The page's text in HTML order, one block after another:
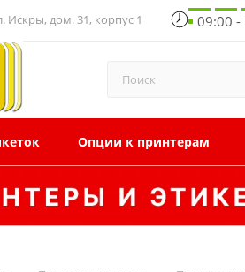
Искры, дом. 31, корпус 1 09:00 -
Опции к принтерам